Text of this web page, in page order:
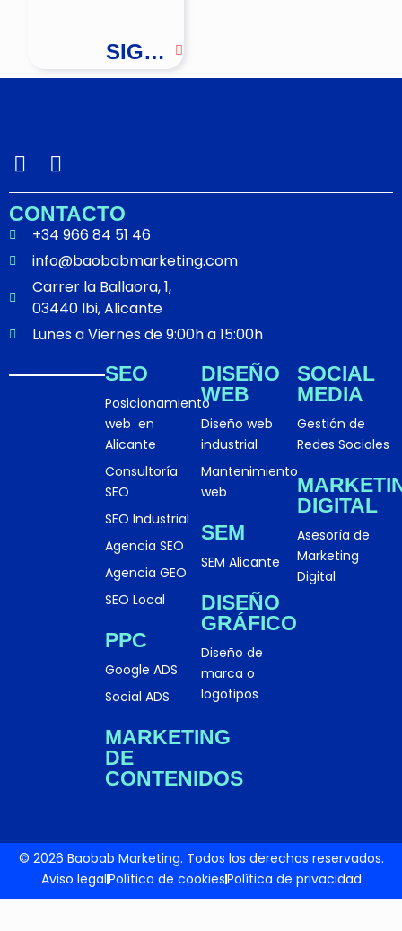
SIGUIENTE
I
s
t
a
g
a
m
L
n
k
e
d
i
n
CONTACTO
+34 966 84 51 46
info@baobabmarketing.com
Carrer la Ballaora, 1,
03440 Ibi, Alicante
Lunes a Viernes de 9:00h a 15:00h
SEO
Posicionamiento
web en
Alicante
Consultoría
SEO
SEO Industrial
Agencia SEO
Agencia GEO
SEO Local
PPC
Google ADS
Social ADS
MARKETING
DE
CONTENIDOS
DISEÑO
WEB
Diseño web
industrial
Mantenimiento
web
SEM
SEM Alicante
DISEÑO
GRÁFICO
Diseño de
marca o
logotipos
SOCIAL
MEDIA
Gestión de
Redes Sociales
DIGITAL
Asesoría de
Marketing
Digital
© 2026 Baobab Marketing. Todos los derechos reservados.
Aviso legalPolítica de cookiesPolítica de privacidad